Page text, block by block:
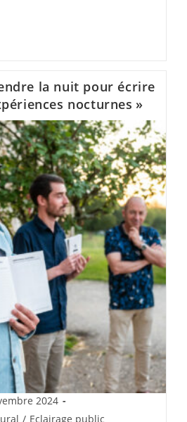
la nuit pour écrire
nocturnes »
2024
/ Eclairage public